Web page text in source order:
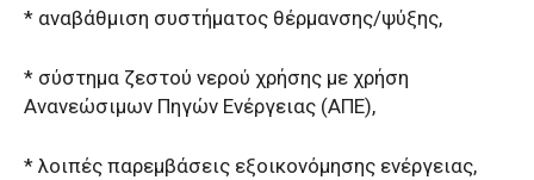
* αναβάθμιση συστήματος θέρμανσης/ψύξης,
* σύστημα ζεστού νερού χρήσης με χρήση
Ανανεώσιμων Πηγών Ενέργειας (ΑΠΕ),
* λοιπές παρεμβάσεις εξοικονόμησης ενέργειας,